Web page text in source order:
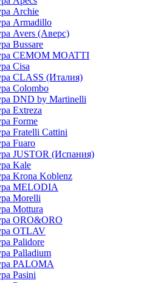
Archie
Armadillo
Avers (Аверс)
Bussare
CEMOM MOATTI
Cisa
CLASS (Италия)
Colombo
DND by Martinelli
Extreza
Forme
Fratelli Cattini
Fuaro
JUSTOR (Испания)
Kale
Krona Koblenz
MELODIA
Morelli
Mottura
ORO&ORO
OTLAV
Palidore
Palladium
PALOMA
Pasini